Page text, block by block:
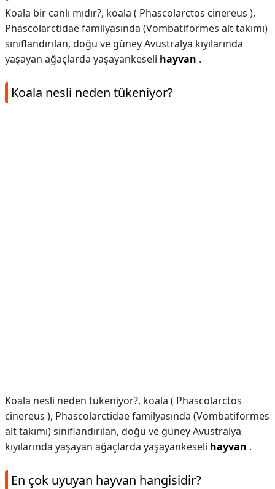
Koala bir canlı mıdır?, koala ( Phascolarctos cinereus ),
Phascolarctidae familyasında (Vombatiformes alt takımı)
sınıflandırılan, doğu ve güney Avustralya kıyılarında
yaşayan ağaçlarda yaşayankeseli hayvan .
Koala nesli neden tükeniyor?
Koala nesli neden tükeniyor?, koala ( Phascolarctos
cinereus ), Phascolarctidae familyasında (Vombatiformes
alt takımı) sınıflandırılan, doğu ve güney Avustralya
kıyılarında yaşayan ağaçlarda yaşayankeseli hayvan .
En çok uyuyan hayvan hangisidir?